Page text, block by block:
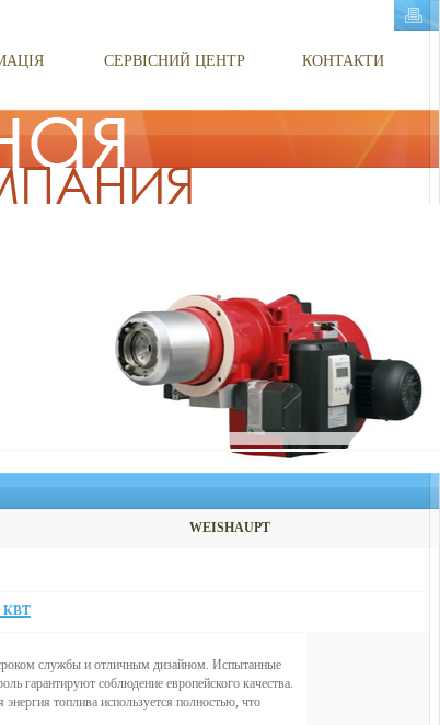
СЕРВІСНИЙ ЦЕНТР КОНТАКТИ
WEISHAUPT
КВТ
службы и отличным дизайном. Испытанные
гарантируют соблюдение европейского качества.
топлива используется полностью, что